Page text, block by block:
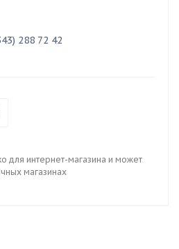
288 72 42
для интернет-магазина и может
магазинах